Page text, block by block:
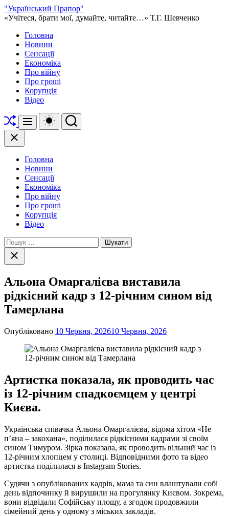
Перейти
до
"Український Прапор"
«Учітеся, брати мої, думайте, читайте…» Т.Г. Шевченко
Головна
Новини
Сенсації
Економіка
Про війну
Про гроші
Корупція
Відео
Перетасувати
Меню
Перемикач
кольорового
Пошук
Закрити
Головна
Новини
Сенсації
Економіка
Про війну
Про гроші
Корупція
Відео
Пошук:
Закрити
пошук
Альона Омаргалієва виставила
рідкісний кадр з 12-річним сином від
Тамерлана
Опубліковано 10 Червня, 202610 Червня, 2026
Артистка показала, як проводить час
із 12-річним спадкоємцем у центрі
Києва.
Українська співачка Альона Омаргалієва, відома хітом «Не
п’яна – закохана», поділилася рідкісними кадрами зі своїм
сином Тимуром. Зірка показала, як проводить вільний час із
12-річним хлопцем у столиці. Відповідними фото та відео
артистка поділилася в Instagram Stories.
Судячи з опублікованих кадрів, мама та син влаштували собі
день відпочинку й вирушили на прогулянку Києвом. Зокрема,
вони відвідали Софійську площу, а згодом продовжили
сімейний день у одному з міських закладів.